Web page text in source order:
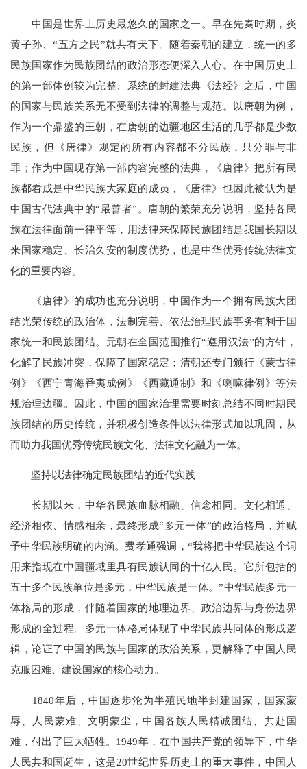
中国是世界上历史最悠久的国家之一。早在先秦时期，炎
黄子孙、“五方之民”就共有天下。随着秦朝的建立，统一的多
民族国家作为民族团结的政治形态便深入人心。在中国历史上
的第一部体例较为完整、系统的封建法典《法经》之后，中国
的国家与民族关系无不受到法律的调整与规范。以唐朝为例，
作为一个鼎盛的王朝，在唐朝的边疆地区生活的几乎都是少数
民族，但《唐律》规定的所有内容都不分民族，只分罪与非
罪；作为中国现存第一部内容完整的法典，《唐律》把所有民
族都看成是中华民族大家庭的成员，《唐律》也因此被认为是
中国古代法典中的“最善者”。唐朝的繁荣充分说明，坚持各民
族在法律面前一律平等，用法律来保障民族团结是我国长期以
来国家稳定、长治久安的制度优势，也是中华优秀传统法律文
化的重要内容。
《唐律》的成功也充分说明，中国作为一个拥有民族大团
结光荣传统的政治体，法制完善、依法治理民族事务有利于国
家统一和民族团结。元朝在全国范围推行“遵用汉法”的方针，
化解了民族冲突，保障了国家稳定；清朝还专门颁行《蒙古律
例》《西宁青海番夷成例》《西藏通制》和《喇嘛律例》等法
规治理边疆。因此，中国的国家治理需要时刻总结不同时期民
族团结的历史传统，并积极创造条件以法律形式加以巩固，从
而助力我国优秀传统民族文化、法律文化融为一体。
坚持以法律确定民族团结的近代实践
长期以来，中华各民族血脉相融、信念相同、文化相通、
经济相依、情感相亲，最终形成“多元一体”的政治格局，并赋
予中华民族明确的内涵。费孝通强调，“我将把中华民族这个词
用来指现在中国疆域里具有民族认同的十亿人民。它所包括的
五十多个民族单位是多元，中华民族是一体。”中华民族多元一
体格局的形成，伴随着国家的地理边界、政治边界与身份边界
形成的全过程。多元一体格局体现了中华民族共同体的形成逻
辑，论证了中国的民族与国家的政治关系，更解释了中国人民
克服困难、建设国家的核心动力。
1840年后，中国逐步沦为半殖民地半封建国家，国家蒙
辱、人民蒙难、文明蒙尘，中国各族人民精诚团结、共赴国
难，付出了巨大牺牲。1949年，在中国共产党的领导下，中华
人民共和国诞生，这是20世纪世界历史上的重大事件，中国人